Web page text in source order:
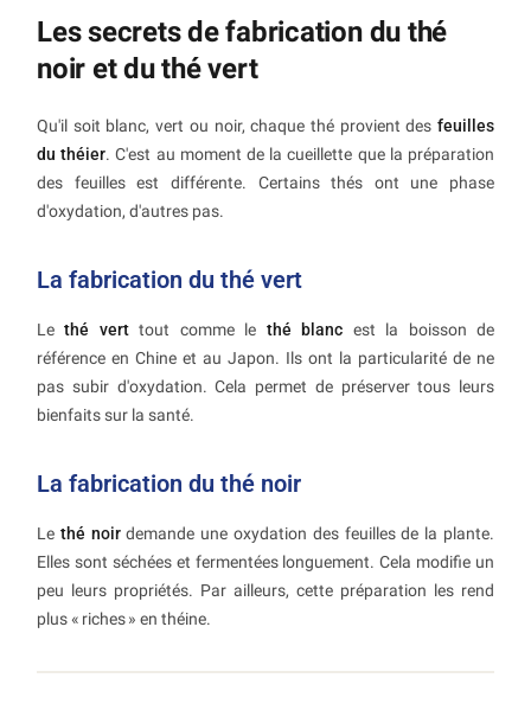
Les secrets de fabrication du thé
noir et du thé vert
Qu'il soit blanc, vert ou noir, chaque thé provient des feuilles
du théier. C'est au moment de la cueillette que la préparation
des feuilles est différente. Certains thés ont une phase
d'oxydation, d'autres pas.
La fabrication du thé vert
Lethé verttout comme le thé blanc est la boisson de
référence en Chine et au Japon. Ils ont la particularité de ne
pas subir d'oxydation. Cela permet de préserver tous leurs
bienfaits sur la santé.
La fabrication du thé noir
Le thé noirdemande une oxydation des feuilles de la plante.
Elles sont séchées et fermentées longuement. Cela modifie un
peu leurs propriétés. Par ailleurs, cette préparation les rend
plus « riches » en théine.